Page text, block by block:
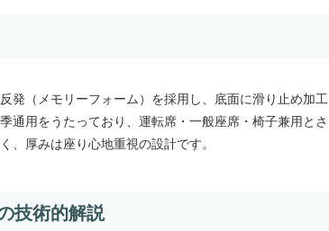
発（メモリーフォーム）を採用し、底面に滑り止め加工
通用をうたっており、運転席・一般座席・椅子兼用とさ
、厚みは座り心地重視の設計です。
技術的解説